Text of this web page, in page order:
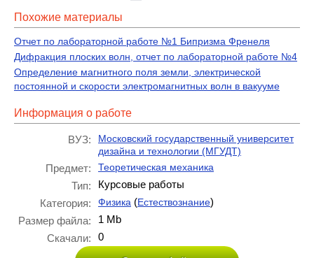
Похожие материалы
Отчет по лабораторной работе №1 Бипризма Френеля
Дифракция плоских волн, отчет по лабораторной работе №4
Определение магнитного поля земли, электрической
постоянной и скорости электромагнитных волн в вакууме
Информация о работе
ВУЗ:
Московский государственный университет
дизайна и технологии (МГУДТ)
Предмет: Теоретическая механика
Тип:
Курсовые работы
Категория:
Физика (Естествознание)
Размер файла:
1 Mb
Скачали:
0